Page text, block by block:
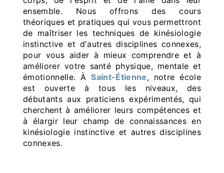
ensemble. Nous offrons des cours
théoriques et pratiques qui vous permettront
de maîtriser les techniques de kinésiologie
instinctive et d'autres disciplines connexes,
pour vous aider à mieux comprendre et à
améliorer votre santé physique, mentale et
émotionnelle. ÀSaint-Étienne, notre école
est ouverte à tous les niveaux, des
débutants aux praticiens expérimentés, qui
cherchent à améliorer leurs compétences et
à élargir leur champ de connaissances en
kinésiologie instinctive et autres disciplines
connexes.